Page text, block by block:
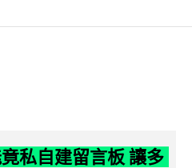
私自建留言板 讓多